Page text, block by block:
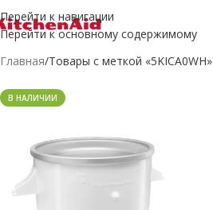
Перейти к навигации
Перейти к основному содержимому
Главная Товары с меткой «5KICA0WH»
В НАЛИЧИИ